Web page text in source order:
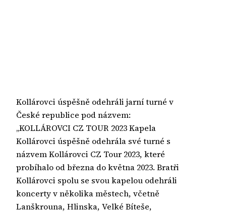
Kollárovci úspěšně odehráli jarní turné v
České republice pod názvem:
„KOLLÁROVCI CZ TOUR 2023 Kapela
Kollárovci úspěšně odehrála své turné s
názvem Kollárovci CZ Tour 2023, které
probíhalo od března do května 2023. Bratři
Kollárovci spolu se svou kapelou odehráli
koncerty v několika městech, včetně
Lanškrouna, Hlinska, Velké Bíteše,